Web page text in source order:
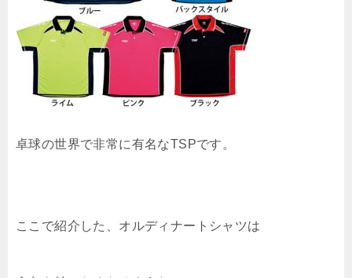
卓球の世界で非常に有名なTSPです。
ここで紹介した、オルディナートシャツは